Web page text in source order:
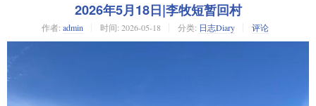
2026年5月18日|李牧短暂回村
作者: admin 时间: 2026-05-18 分类: 日志Diary 评论